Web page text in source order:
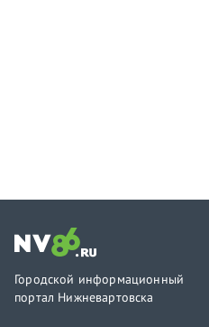
Городской информационный
портал Нижневартовска